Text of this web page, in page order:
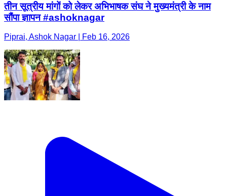
तीन सूत्रीय मांगों को लेकर अभिभाषक संघ ने मुख्यमंत्री के नाम
सौंपा ज्ञापन #ashoknagar
Piprai, Ashok Nagar | Feb 16, 2026